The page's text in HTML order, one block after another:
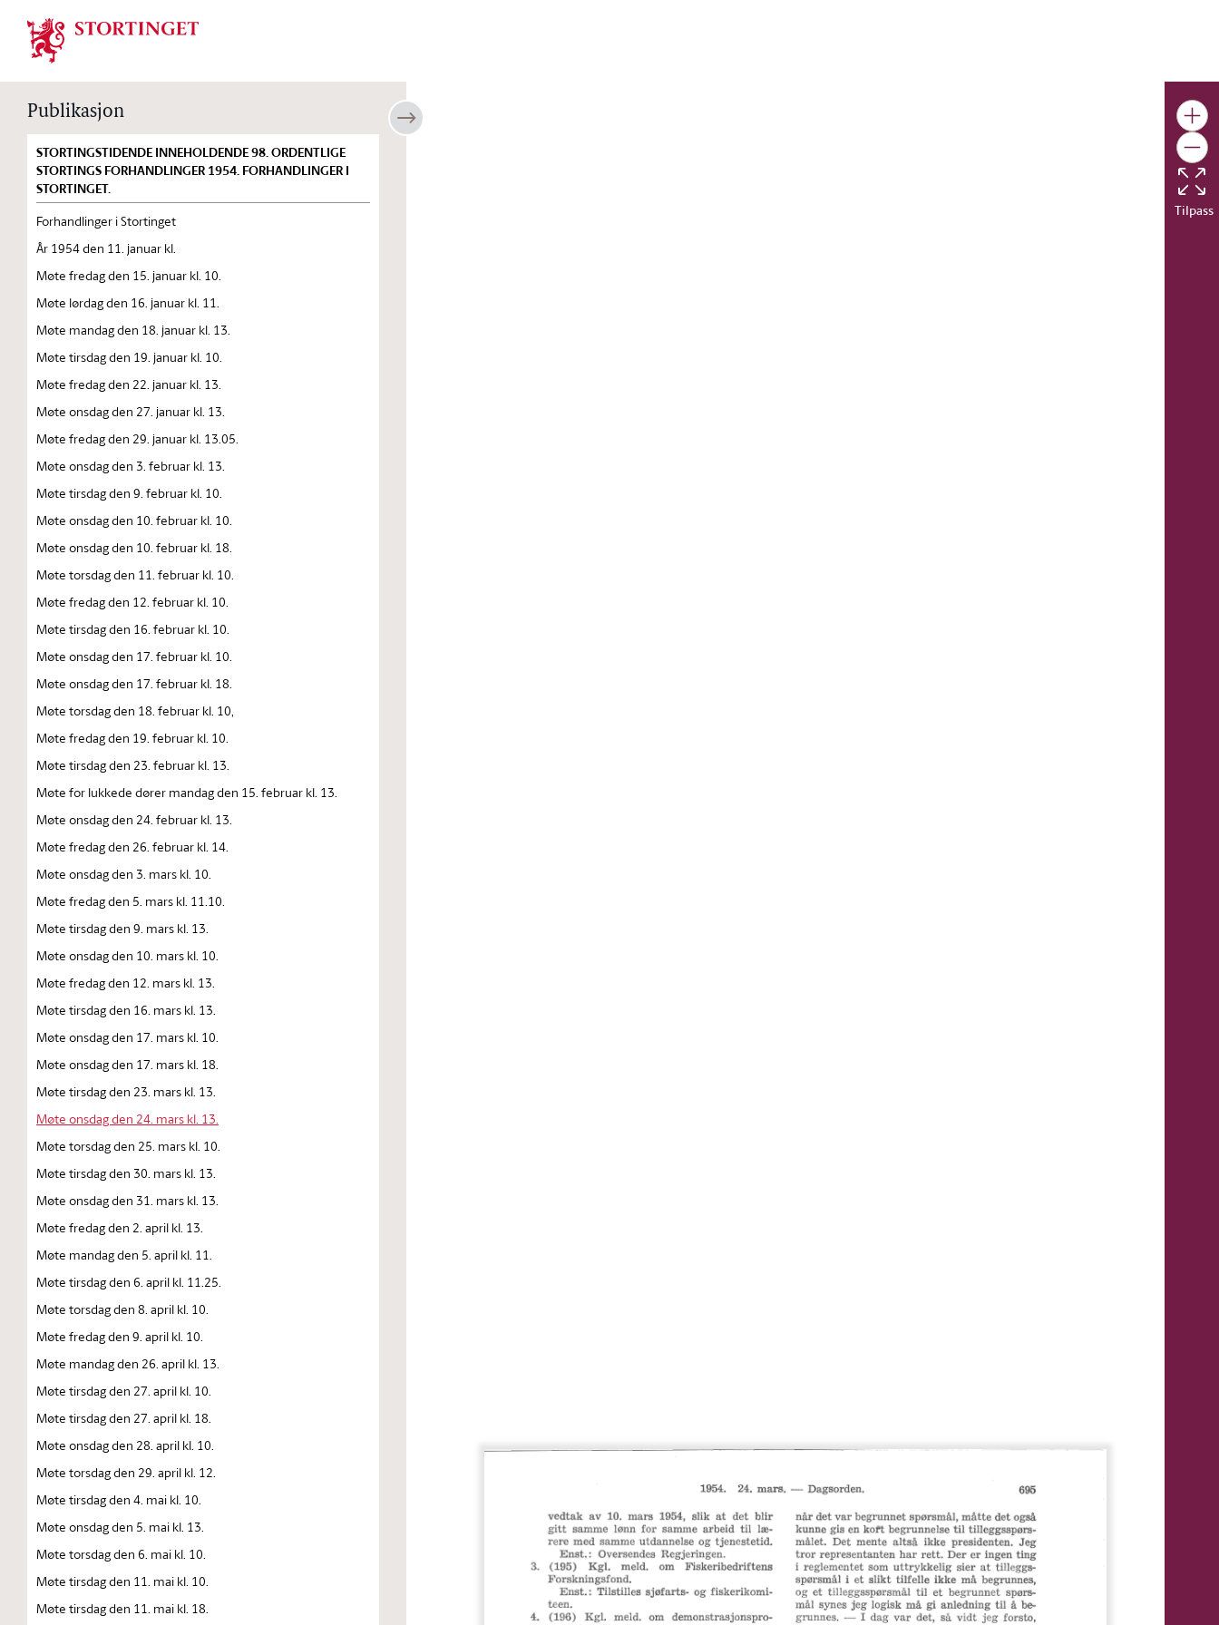
Stortinget.no
Publikasjon
STORTINGSTIDENDE INNEHOLDENDE 98. ORDENTLIGE
STORTINGS FORHANDLINGER 1954. FORHANDLINGER I
STORTINGET.
Forhandlinger i Stortinget
År 1954 den 11. januar kl.
Møte fredag den 15. januar kl. 10.
Møte lørdag den 16. januar kl. 11.
Møte mandag den 18. januar kl. 13.
Møte tirsdag den 19. januar kl. 10.
Møte fredag den 22. januar kl. 13.
Møte onsdag den 27. januar kl. 13.
Møte fredag den 29. januar kl. 13.05.
Møte onsdag den 3. februar kl. 13.
Møte tirsdag den 9. februar kl. 10.
Møte onsdag den 10. februar kl. 10.
Møte onsdag den 10. februar kl. 18.
Møte torsdag den 11. februar kl. 10.
Møte fredag den 12. februar kl. 10.
Møte tirsdag den 16. februar kl. 10.
Møte onsdag den 17. februar kl. 10.
Møte onsdag den 17. februar kl. 18.
Møte torsdag den 18. februar kl. 10,
Møte fredag den 19. februar kl. 10.
Møte tirsdag den 23. februar kl. 13.
Møte for lukkede dører mandag den 15. februar kl. 13.
Møte onsdag den 24. februar kl. 13.
Møte fredag den 26. februar kl. 14.
Møte onsdag den 3. mars kl. 10.
Møte fredag den 5. mars kl. 11.10.
Møte tirsdag den 9. mars kl. 13.
Møte onsdag den 10. mars kl. 10.
Møte fredag den 12. mars kl. 13.
Møte tirsdag den 16. mars kl. 13.
Møte onsdag den 17. mars kl. 10.
Møte onsdag den 17. mars kl. 18.
Møte tirsdag den 23. mars kl. 13.
Møte onsdag den 24. mars kl. 13.
Møte torsdag den 25. mars kl. 10.
Møte tirsdag den 30. mars kl. 13.
Møte onsdag den 31. mars kl. 13.
Møte fredag den 2. april kl. 13.
Møte mandag den 5. april kl. 11.
Møte tirsdag den 6. april kl. 11.25.
Møte torsdag den 8. april kl. 10.
Møte fredag den 9. april kl. 10.
Møte mandag den 26. april kl. 13.
Møte tirsdag den 27. april kl. 10.
Møte tirsdag den 27. april kl. 18.
Møte onsdag den 28. april kl. 10.
Møte torsdag den 29. april kl. 12.
Møte tirsdag den 4. mai kl. 10.
Møte onsdag den 5. mai kl. 13.
Møte torsdag den 6. mai kl. 10.
Møte tirsdag den 11. mai kl. 10.
Møte tirsdag den 11. mai kl. 18.